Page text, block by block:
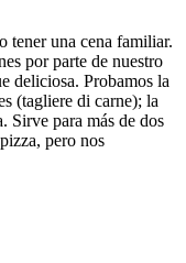
tener una cena familiar.
por parte de nuestro
deliciosa. Probamos la
(tagliere di carne); la
Sirve para más de dos
pero nos